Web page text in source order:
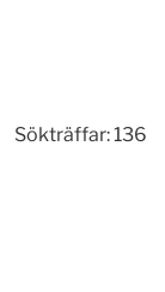
Sökträffar: 136